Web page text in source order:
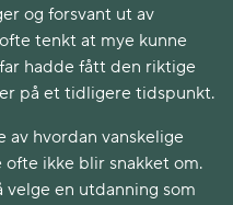
og forsvant ut av
tenkt at mye kunne
hadde fått den riktige
på et tidligere tidspunkt.
hvordan vanskelige
ofte ikke blir snakket om.
velge en utdanning som